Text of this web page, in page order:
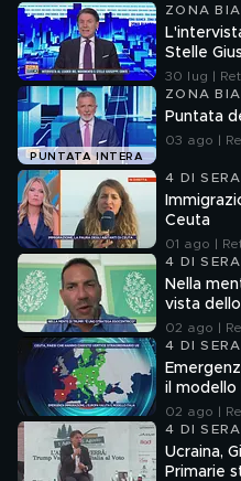
ZONA
Stelle
30 lug |
PUNTATA INTERA
ZONA
Puntata
03 ago |
4 DI
Ceuta
01 ago |
4 DI
Nella
vista
02 ago |
4 DI
il modello
02 ago |
4 DI
Ucraina,
Primarie